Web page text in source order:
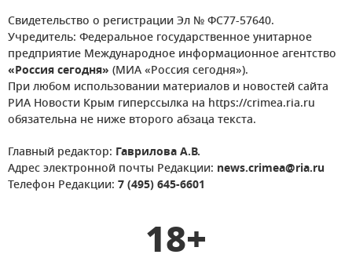
Свидетельство о регистрации Эл № ФС77-57640.
Учредитель: Федеральное государственное унитарное
предприятие Международное информационное агентство
«Россия сегодня» (МИА «Россия сегодня»).
При любом использовании материалов и новостей сайта
РИА Новости Крым гиперссылка на https://crimea.ria.ru
обязательна не ниже второго абзаца текста.
Главный редактор: Гаврилова А.В.
Адрес электронной почты Редакции: news.crimea@ria.ru
Телефон Редакции: 7 (495) 645-6601
18+